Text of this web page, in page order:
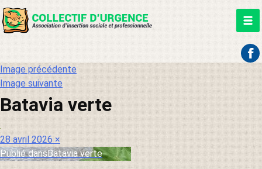
Aller
au
contenu
Image précédente
Image suivante
Batavia verte
Publié
le
28 avril 2026 Taille
réelle
×
Navigation
Publié dansBatavia verte